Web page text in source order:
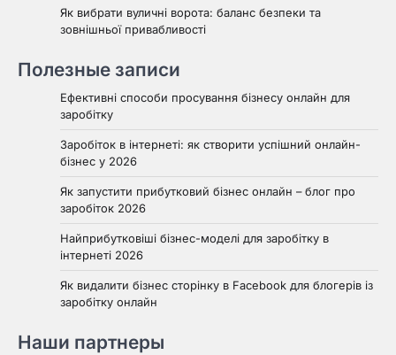
Як вибрати вуличні ворота: баланс безпеки та
зовнішньої привабливості
Полезные записи
Ефективні способи просування бізнесу онлайн для
заробітку
Заробіток в інтернеті: як створити успішний онлайн-
бізнес у 2026
Як запустити прибутковий бізнес онлайн – блог про
заробіток 2026
Найприбутковіші бізнес-моделі для заробітку в
інтернеті 2026
Як видалити бізнес сторінку в Facebook для блогерів із
заробітку онлайн
Наши партнеры